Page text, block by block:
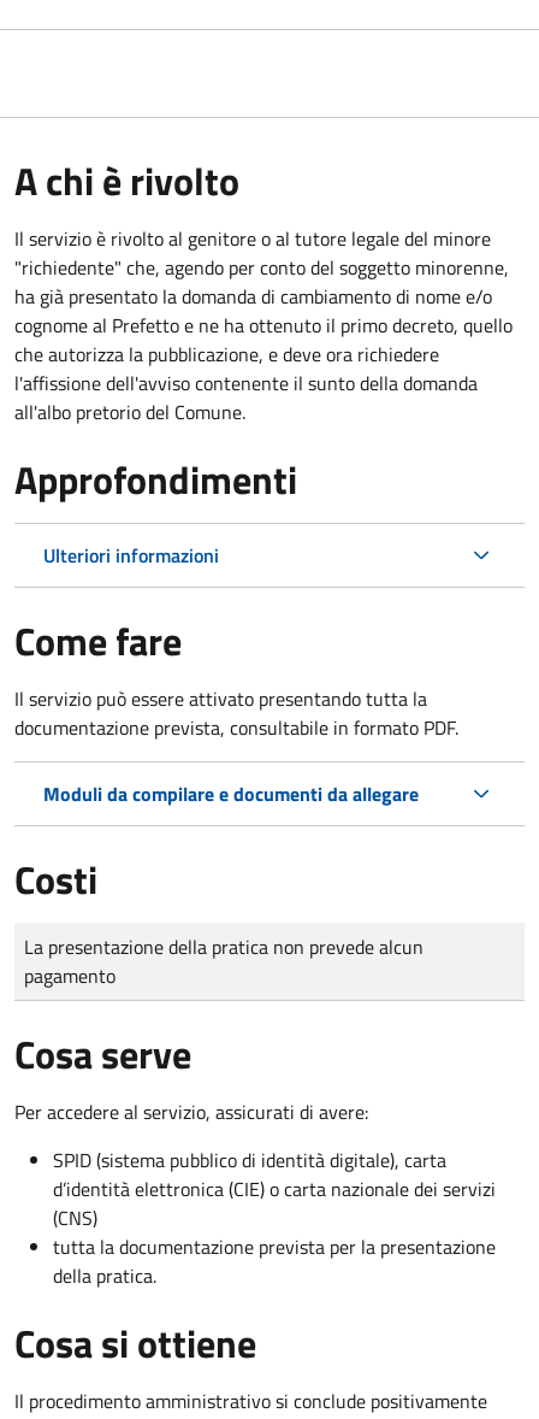
A chi è rivolto
Il servizio è rivolto al genitore o al tutore legale del minore
"richiedente" che, agendo per conto del soggetto minorenne,
ha già presentato la domanda di cambiamento di nome e/o
cognome al Prefetto e ne ha ottenuto il primo decreto, quello
che autorizza la pubblicazione, e deve ora richiedere
l'affissione dell'avviso contenente il sunto della domanda
all'albo pretorio del Comune.
Approfondimenti
Ulteriori informazioni
Come fare
Il servizio può essere attivato presentando tutta la
documentazione prevista, consultabile in formato PDF.
Moduli da compilare e documenti da allegare
Costi
Tipo di pagamento
Importo
La presentazione della pratica non prevede alcun
pagamento
Cosa serve
Per accedere al servizio, assicurati di avere:
SPID (sistema pubblico di identità digitale), carta
d’identità elettronica (CIE) o carta nazionale dei servizi
(CNS)
tutta la documentazione prevista per la presentazione
della pratica.
Cosa si ottiene
Il procedimento amministrativo si conclude positivamente